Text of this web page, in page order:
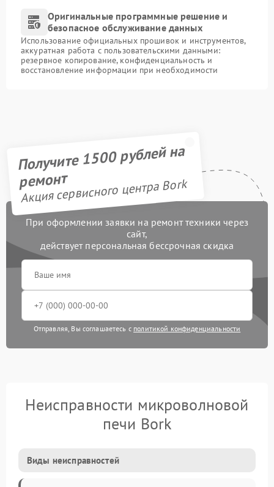
Оригинальные программные решение и
безопасное обслуживание данных
Использование официальных прошивок и инструментов,
аккуратная работа с пользовательскими данными:
резервное копирование, конфиденциальность и
восстановление информации при необходимости
Получите 1500 рублей на
ремонт
Акция сервисного центра Bork
При оформлении заявки на ремонт техники через
сайт,
действует персональная бессрочная скидка
Отправляя, Вы соглашаетесь с политикой конфиденциальности
Неисправности микроволновой
печи Bork
Виды неисправностей